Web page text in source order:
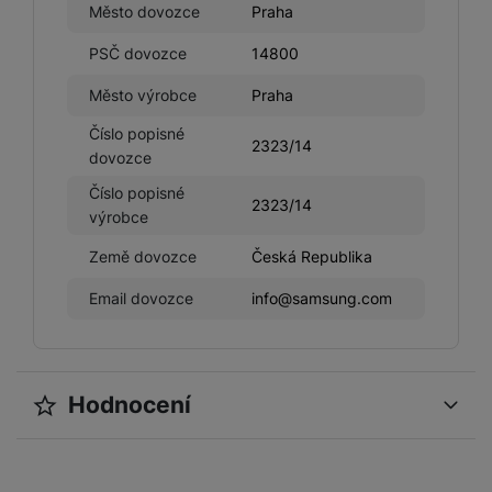
abychom vám mohli zobrazit vhodné obsahy nebo reklamy jak
Město dovozce Praha
PSČ dovozce 14800
Město výrobce Praha
Číslo popisné
dovozce
2323/14
Číslo popisné
výrobce
2323/14
Země dovozce Česká Republika
Email dovozce info@samsung.com
Hodnocení